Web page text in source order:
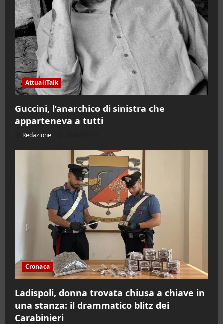
AttualiTalk
Guccini, l’anarchico di sinistra che
apparteneva a tutti
Redazione
Cronaca
Ladispoli, donna trovata chiusa a chiave in
una stanza: il drammatico blitz dei
Carabinieri